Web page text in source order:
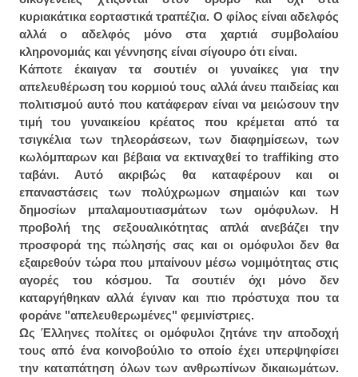
κυριακάτικα εορταστικά τραπέζια. Ο φίλος είναι αδελφός
αλλά ο αδελφός μόνο στα χαρτιά συμβολαίου
κληρονομιάς και γέννησης είναι σίγουρο ότι είναι.
Κάποτε έκαιγαν τα σουτιέν οι γυναίκες για την
απελευθέρωση του κορμιού τους αλλά άνευ παιδείας και
πολιτισμού αυτό που κατάφεραν είναι να μειώσουν την
τιμή του γυναικείου κρέατος που κρέμεται από τα
τσιγκέλια των τηλεοράσεων, των διαφημίσεων, των
κωλόμπαρων και βέβαια να εκτιναχθεί το traffiking στο
ταβάνι. Αυτό ακριβώς θα καταφέρουν και οι
επαναστάσεις των πολύχρωμων σημαιών και των
δημοσίων μπαλαμουτιασμάτων των ομόφυλων. Η
προβολή της σεξουαλικότητας απλά ανεβάζει την
προσφορά της πώλησής σας και οι ομόφυλοι δεν θα
εξαιρεθούν τώρα που μπαίνουν μέσω νομιμότητας στις
αγορές του κόσμου. Τα σουτιέν όχι μόνο δεν
καταργήθηκαν αλλά έγιναν και πιο πρόστυχα που τα
φοράνε "απελευθερωμένες" φεμινίστριες.
Ως Έλληνες πολίτες οι ομόφυλοι ζητάνε την αποδοχή
τους από ένα κοινοβούλιο το οποίο έχει υπερψηφίσει
την καταπάτηση όλων των ανθρωπίνων δικαιωμάτων.